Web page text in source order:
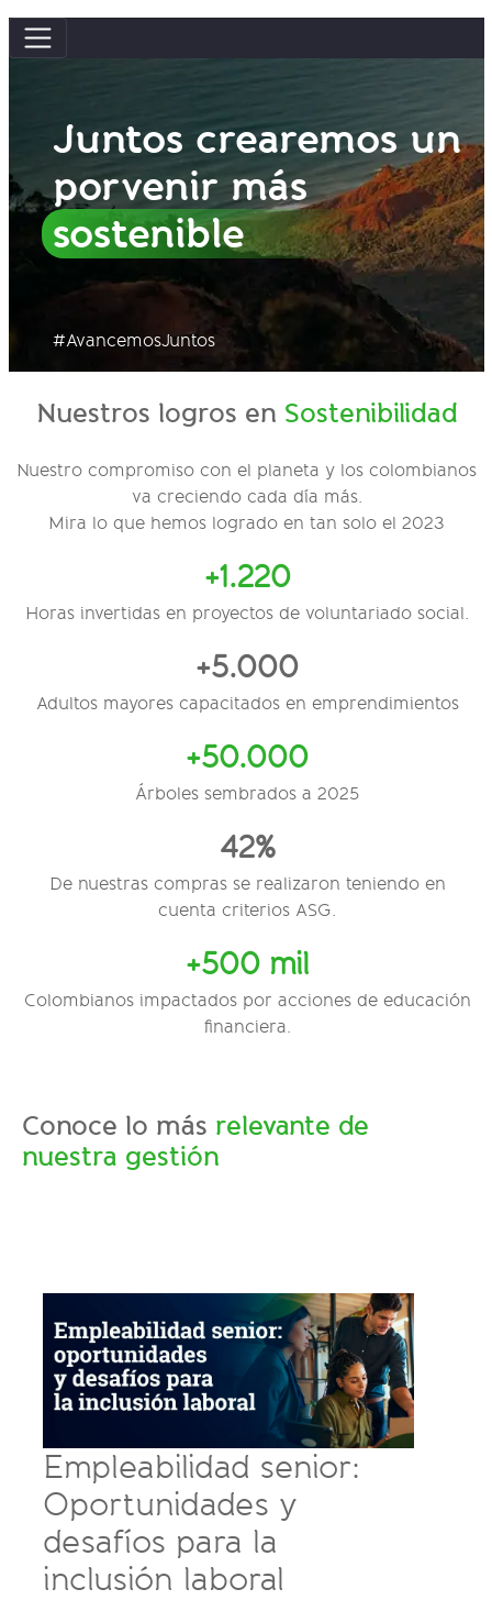
Juntos crearemos un
porvenir más
sostenible
#AvancemosJuntos
Nuestros logros en Sostenibilidad
Nuestro compromiso con el planeta y los colombianos
va creciendo cada día más.
Mira lo que hemos logrado en tan solo el 2023
+1.220
Horas invertidas en proyectos de voluntariado social.
+5.000
Adultos mayores capacitados en emprendimientos
+50.000
Árboles sembrados a 2025
42%
De nuestras compras se realizaron teniendo en
cuenta criterios ASG.
+500 mil
Colombianos impactados por acciones de educación
financiera.
Conoce lo más relevante de
nuestra gestión
Empleabilidad senior:
Oportunidades y
desafíos para la
inclusión laboral